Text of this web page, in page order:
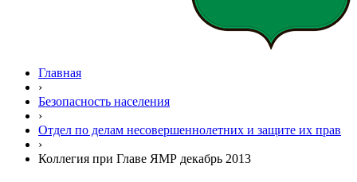
Главная
›
Безопасность населения
›
Отдел по делам несовершеннолетних и защите их прав
›
Коллегия при Главе ЯМР декабрь 2013